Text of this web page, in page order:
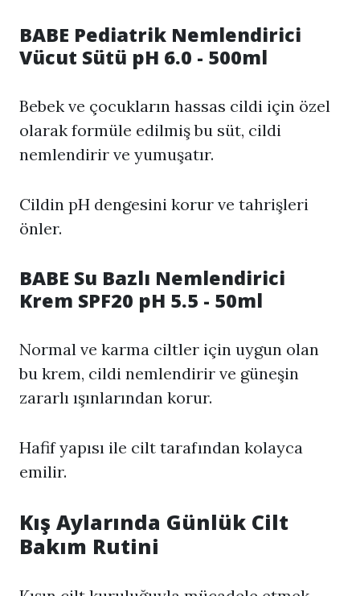
BABE Pediatrik Nemlendirici
Vücut Sütü pH 6.0 - 500ml
Bebek ve çocukların hassas cildi için özel
olarak formüle edilmiş bu süt, cildi
nemlendirir ve yumuşatır.
Cildin pH dengesini korur ve tahrişleri
önler.
BABE Su Bazlı Nemlendirici
Krem SPF20 pH 5.5 - 50ml
Normal ve karma ciltler için uygun olan
bu krem, cildi nemlendirir ve güneşin
zararlı ışınlarından korur.
Hafif yapısı ile cilt tarafından kolayca
emilir.
Kış Aylarında Günlük Cilt
Bakım Rutini